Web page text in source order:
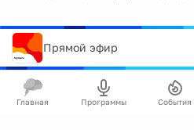
Прямой эфир
Главная Программы События